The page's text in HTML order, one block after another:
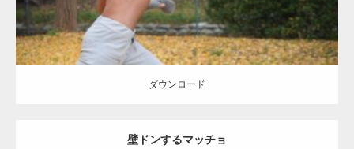
ダウンロード
壁ドンするマッチョ